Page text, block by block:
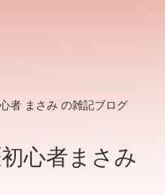
者 まさみ の雑記ブログ
心者まさみ